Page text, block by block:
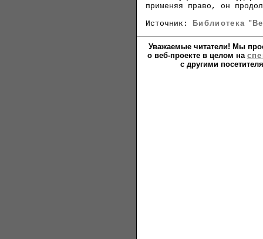
применяя право, он
Источник: Библиотека
Уважаемые читатели! Мы
о веб-проекте в целом на
с другими